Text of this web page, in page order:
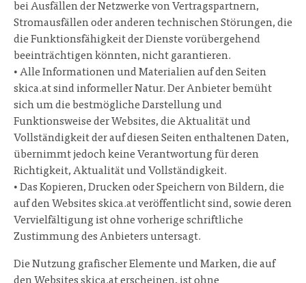
bei Ausfällen der Netzwerke von Vertragspartnern,
Stromausfällen oder anderen technischen Störungen, die
die Funktionsfähigkeit der Dienste vorübergehend
beeinträchtigen könnten, nicht garantieren.
• Alle Informationen und Materialien auf den Seiten
skica.at sind informeller Natur. Der Anbieter bemüht
sich um die bestmögliche Darstellung und
Funktionsweise der Websites, die Aktualität und
Vollständigkeit der auf diesen Seiten enthaltenen Daten,
übernimmt jedoch keine Verantwortung für deren
Richtigkeit, Aktualität und Vollständigkeit.
• Das Kopieren, Drucken oder Speichern von Bildern, die
auf den Websites skica.at veröffentlicht sind, sowie deren
Vervielfältigung ist ohne vorherige schriftliche
Zustimmung des Anbieters untersagt.
Die Nutzung grafischer Elemente und Marken, die auf
den Websites skica.at erscheinen, ist ohne